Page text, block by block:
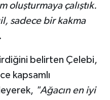
oluşturmaya çalıştık.
sadece bir kakma
belirten Çelebi,
kapsamlı
"Ağacın en iyi